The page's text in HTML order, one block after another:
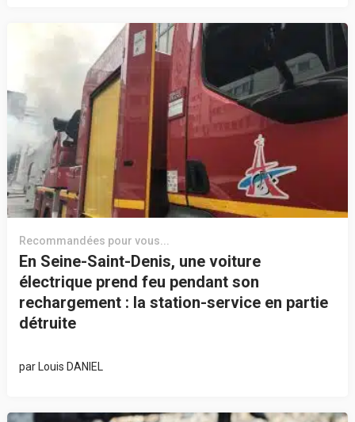
Recommandées pour vous...
En Seine-Saint-Denis, une voiture
électrique prend feu pendant son
rechargement : la station-service en partie
détruite
par Louis DANIEL